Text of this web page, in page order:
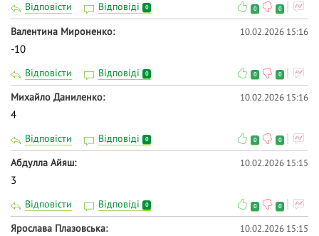
Відповісти Відповіді 0 0 0
Валентина Мироненко 10.02.2026 15:16
-10
Відповісти Відповіді 0 0 0
Михайло Даниленко 10.02.2026 15:16
4
Відповісти Відповіді 0 0 0
Абдулла Айяш 10.02.2026 15:15
3
Відповісти Відповіді 0 0 0
Ярослава Плазовська 10.02.2026 15:15